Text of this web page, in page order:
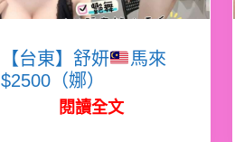
【台東】舒妍
馬來
$2500（娜）
閱讀全文